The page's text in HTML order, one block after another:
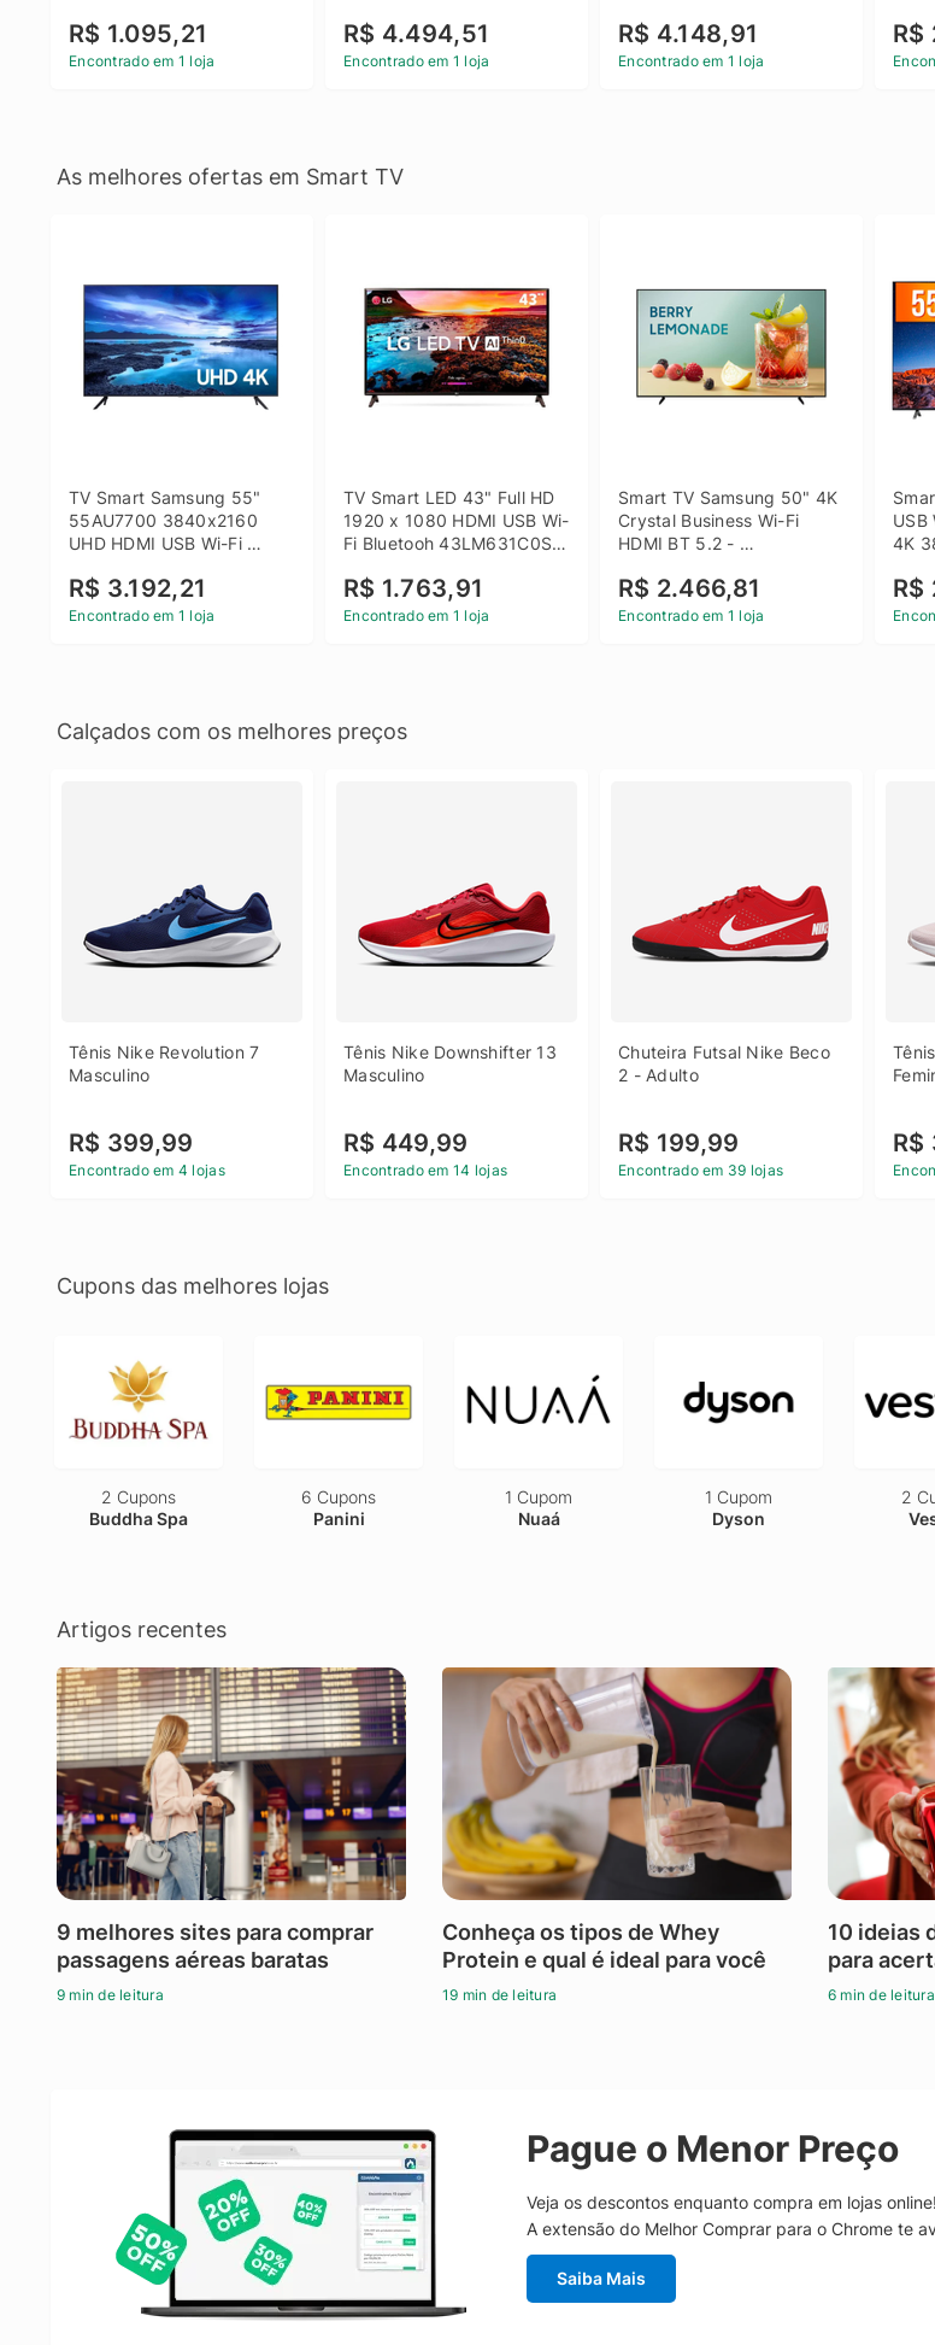
R$ 1.095,21
Encontrado em 1 loja
Linux - Preto
R$ 4.494,51
Encontrado em 1 loja
R$ 4.148,91
Encontrado em 1 loja
R$
As melhores ofertas em Smart TV
TV Smart Samsung 55"
55AU7700 3840x2160
UHD HDMI USB Wi-Fi
R$ 3.192,21
Encontrado em 1 loja
TV Smart LED 43" Full HD
1920 x 1080 HDMI USB Wi-
Fi Bluetooh 43LM631C0SB
R$ 1.763,91
Encontrado em 1 loja
Smart TV Samsung 50" 4K
Crystal Business Wi-Fi
HDMI BT 5.2 -
R$ 2.466,81
Encontrado em 1 loja
USB
4K
R$
Calçados com os melhores preços
Tênis Nike Revolution 7
Masculino
R$ 399,99
Encontrado em 4 lojas
Tênis Nike Downshifter 13
Masculino
R$ 449,99
Encontrado em 14 lojas
Chuteira Futsal Nike Beco
2 - Adulto
R$ 199,99
Encontrado em 39 lojas
R$
Cupons das melhores lojas
6 Cupons
Panini
1 Cupom
Nuaá
1 Cupom
Dyson
2 Cupons
Vestem
4
Artigos recentes
9 melhores sites para comprar
passagens aéreas baratas
9 min de leitura
Conheça os tipos de Whey
Protein e qual é ideal para você
19 min de leitura
10 ideias
para
6 min de leitura
Pague o Menor Preço
Veja os descontos enquanto compra em lojas online!
A extensão do Melhor Comprar para o Chrome te
Saiba Mais